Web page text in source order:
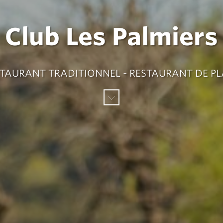
Club Les Palmiers
TRADITIONNEL - RESTAURANT DE